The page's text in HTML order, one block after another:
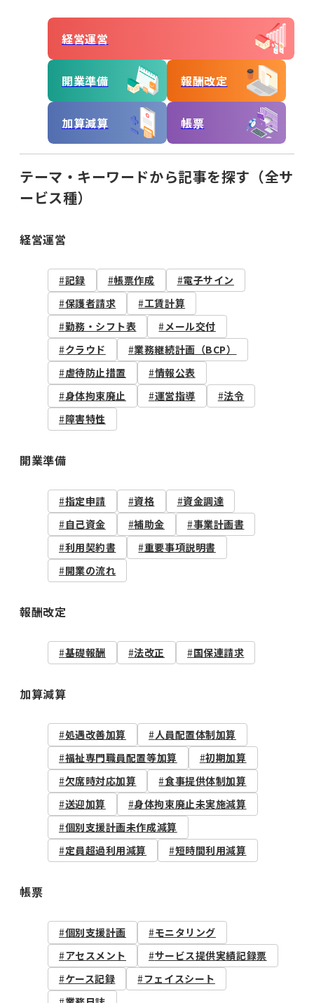
経営運営
開業準備 報酬改定
加算減算 帳票
テーマ・キーワードから記事を探す（全サ
ービス種）
経営運営
記録 帳票作成
電子サイン
保護者請求
工賃計算
勤務・シフト表
メール交付
クラウド
業務継続計画（BCP）
虐待防止措置
情報公表
身体拘束廃止
運営指導
法令
障害特性
開業準備
指定申請 資格
資金調達
自己資金
補助金
事業計画書
利用契約書
重要事項説明書
開業の流れ
報酬改定
基礎報酬 法改正 国保連請求
加算減算
処遇改善加算
人員配置体制加算
福祉専門職員配置等加算
初期加算
欠席時対応加算
食事提供体制加算
送迎加算
身体拘束廃止未実施減算
個別支援計画未作成減算
定員超過利用減算
短時間利用減算
帳票
個別支援計画
モニタリング
アセスメント
サービス提供実績記録票
ケース記録
フェイスシート